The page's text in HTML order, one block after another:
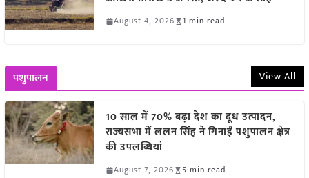
August 4, 2026 1 min read
पशुपालन View All
10 साल में 70% बढ़ा देश का दूध उत्पादन,
राज्यसभा में ललन सिंह ने गिनाईं पशुपालन क्षेत्र
की उपलब्धियां
August 7, 2026 5 min read